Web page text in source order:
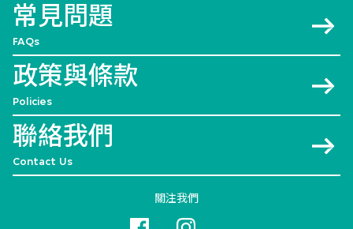
常見問題
FAQs
政策與條款
Policies
聯絡我們
Contact Us
關注我們